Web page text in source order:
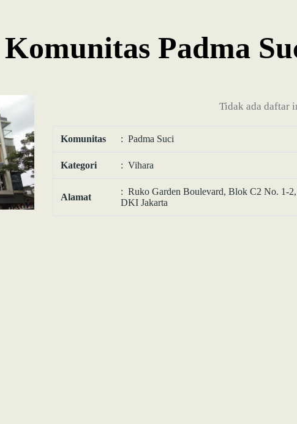
Komunitas Padma
Tidak ada daftar
Komunitas : Padma Suci
Kategori : Vihara
Alamat
: Ruko Garden Boulevard, Blok C2 No. 1-2,
DKI Jakarta